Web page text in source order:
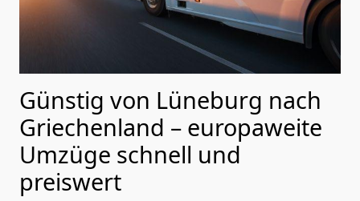
Günstig von Lüneburg nach
Griechenland – europaweite
Umzüge schnell und
preiswert